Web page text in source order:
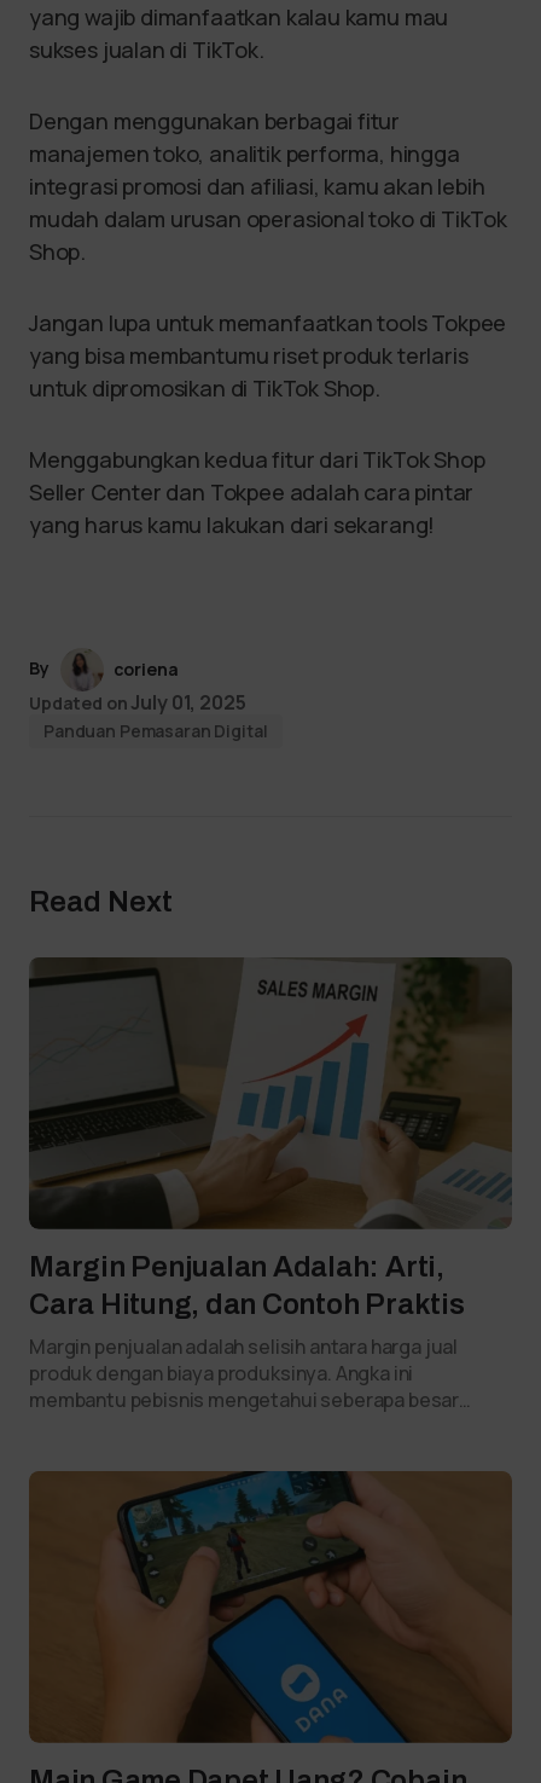
yang wajib dimanfaatkan kalau kamu mau
sukses jualan di TikTok.
Dengan menggunakan berbagai fitur
manajemen toko, analitik performa, hingga
integrasi promosi dan afiliasi, kamu akan lebih
mudah dalam urusan operasional toko di TikTok
Shop.
Jangan lupa untuk memanfaatkan tools Tokpee
yang bisa membantumu riset produk terlaris
untuk dipromosikan di TikTok Shop.
Menggabungkan kedua fitur dari TikTok Shop
Seller Center dan Tokpee adalah cara pintar
yang harus kamu lakukan dari sekarang!
By
coriena
Updated on July 01, 2025
Panduan Pemasaran Digital
Read Next
Margin Penjualan Adalah: Arti,
Cara Hitung, dan Contoh Praktis
Margin penjualan adalah selisih antara harga jual
produk dengan biaya produksinya. Angka ini
membantu pebisnis mengetahui seberapa besar…